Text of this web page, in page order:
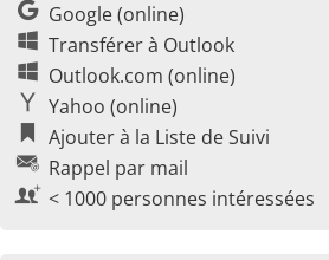
Google (online)
Transférer à Outlook
Outlook.com (online)
Yahoo (online)
Ajouter à la Liste de Suivi
Rappel par mail
< 1000 personnes intéressées